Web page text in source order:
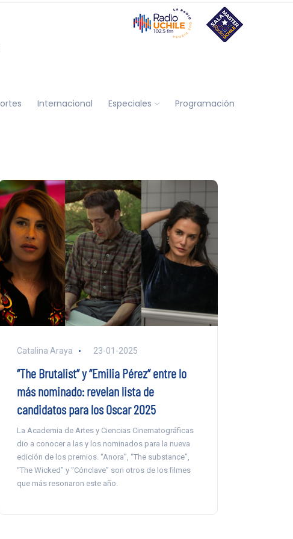
Internacional Especiales Programación
Catalina Araya 23-01-2025
“The Brutalist” y “Emilia Pérez” entre lo
más nominado: revelan lista de
candidatos para los Oscar 2025
La Academia de Artes y Ciencias Cinematográficas
dio a conocer a las y los nominados para la nueva
edición de los premios. “Anora”, “The substance”,
“The Wicked” y “Cónclave” son otros de los filmes
que más resonaron este año.